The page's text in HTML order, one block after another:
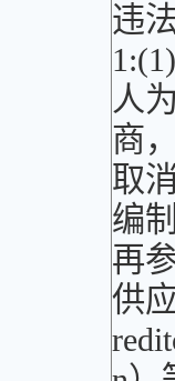
违
人
商
取
编
再
供